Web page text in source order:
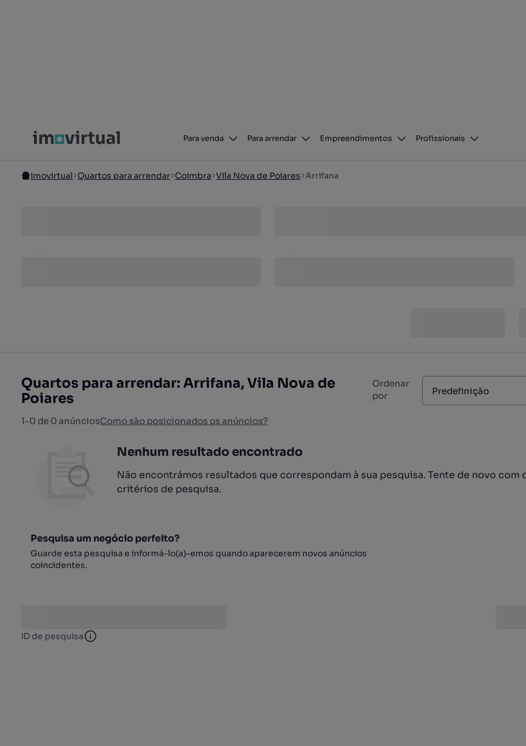
Para venda Para arrendar Empreendimentos Profissionais
Imovirtual Quartos para arrendar Coimbra Vila Nova de Poiares Arrifana
Quartos para arrendar: Arrifana, Vila Nova de
Poiares
1-0 de 0 anúnciosComo são posicionados os anúncios?
Ordenar
por
Predefinição
Nenhum resultado encontrado
Não encontrámos resultados que correspondam à sua pesquisa. Tente de novo com
critérios de pesquisa.
Pesquisa um negócio perfeito?
Guarde esta pesquisa e informá-lo(a)-emos quando aparecerem novos anúncios
coincidentes.
ID de pesquisa ID de pesquisa